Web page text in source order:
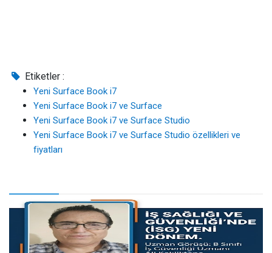
Etiketler :
Yeni Surface Book i7
Yeni Surface Book i7 ve Surface
Yeni Surface Book i7 ve Surface Studio
Yeni Surface Book i7 ve Surface Studio özellikleri ve
fiyatları